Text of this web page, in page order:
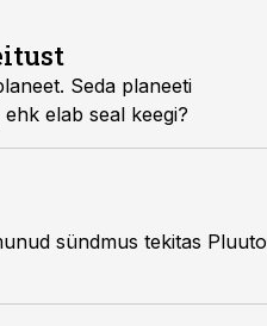
Seda planeeti
elab seal keegi?
sündmus tekitas Pluuto